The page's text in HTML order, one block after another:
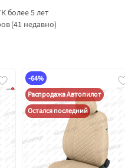
более 5 лет
(41 недавно)
-64%
Распродажа Автопилот
Остался последний